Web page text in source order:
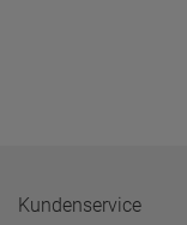
Kundenservice